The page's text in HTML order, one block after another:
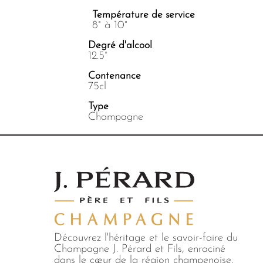
Température de service
8° à 10°
Degré d'alcool
12.5°
Contenance
75cl
Type
Champagne
Découvrez l'héritage et le savoir-faire du
Champagne J. Pérard et Fils, enraciné
dans le cœur de la région champenoise.